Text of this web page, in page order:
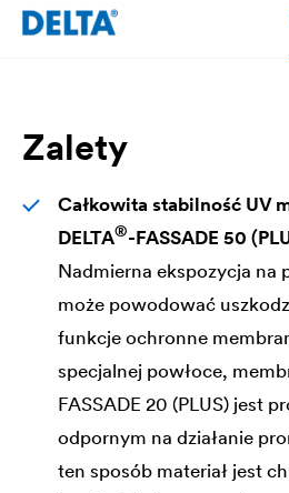
Zalety
Całkowita stabilność UV
DELTA®-FASSADE 50
Nadmierna ekspozycja na
może powodować
funkcje ochronne
specjalnej powłoce,
FASSADE 20 (PLUS) jest
odpornym na działanie
ten sposób materiał jest